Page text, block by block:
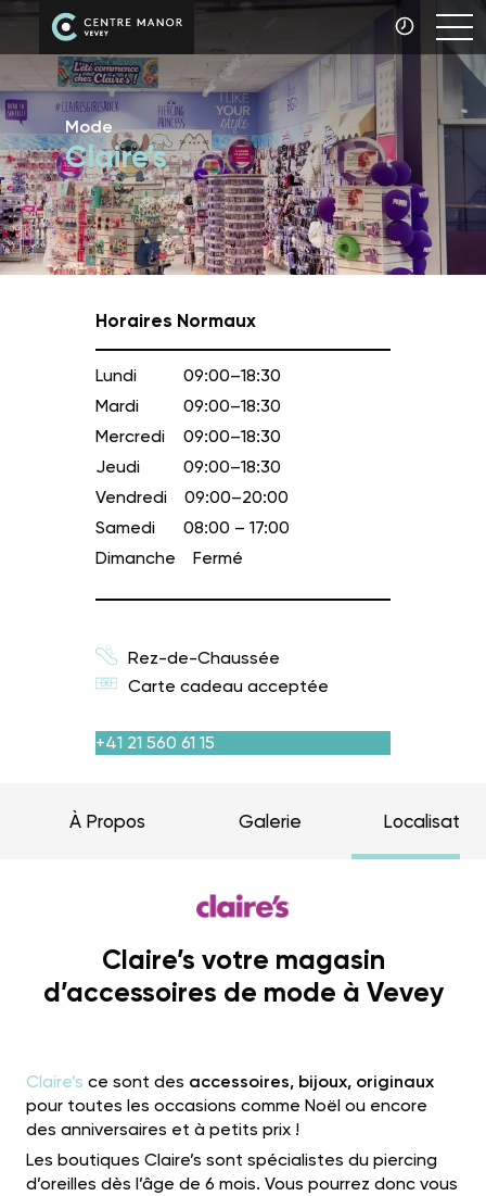
Mode
Claire’s
Horaires Normaux
Lundi
09:00–18:30
Mardi
09:00–18:30
Mercredi
09:00–18:30
Jeudi
09:00–18:30
Vendredi
09:00–20:00
Samedi
08:00 – 17:00
Dimanche
Fermé
Rez-de-Chaussée
Carte cadeau acceptée
+41 21 560 61 15
À Propos Galerie Localisation
Claire’s votre magasin
d’accessoires de mode à Vevey
Claire’s ce sont des accessoires, bijoux, originaux
pour toutes les occasions comme Noël ou encore
des anniversaires et à petits prix !
Les boutiques Claire’s sont spécialistes du piercing
d’oreilles dès l’âge de 6 mois. Vous pourrez donc vous